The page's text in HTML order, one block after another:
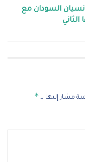
نسيان السودان مع
مشار إليها بـ *